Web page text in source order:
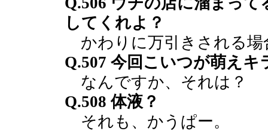
してくれよ？
かわりに万引きされる場
Q.507 今回こいつが萌えキ
なんですか、それは？
Q.508 体液？
それも、かうぱー。